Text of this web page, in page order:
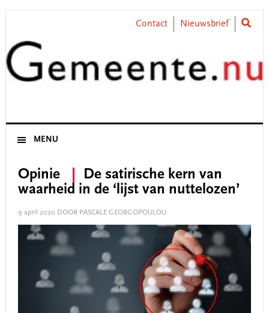
Skip
primary
navigation
Skip
content
Skip
primary
sidebar
Skip
footer
Contact Nieuwsbrief
MENU
Opinie
De satirische kern van
waarheid in de ‘lijst van nuttelozen’
9 april 2020 DOOR PASCALE GEORGOPOULOU